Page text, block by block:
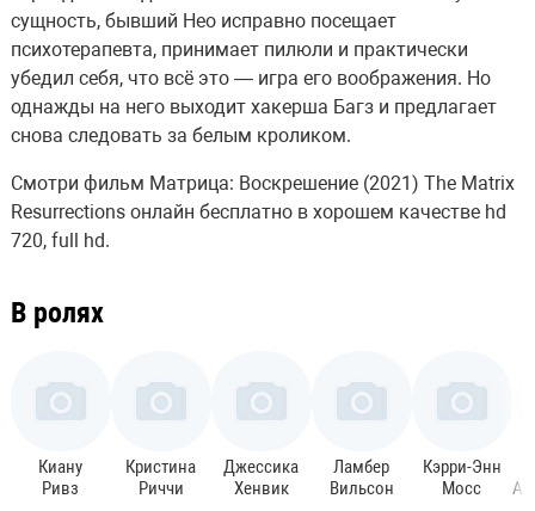
сущность, бывший Нео исправно посещает
психотерапевта, принимает пилюли и практически
убедил себя, что всё это — игра его воображения. Но
однажды на него выходит хакерша Багз и предлагает
снова следовать за белым кроликом.
Смотри фильм Матрица: Воскрешение (2021) The Matrix
Resurrections онлайн бесплатно в хорошем качестве hd
720, full hd.
В ролях
Киану
Ривз
Кристина
Риччи
Джессика
Хенвик
Ламбер
Вильсон
Кэрри-Энн
Мосс